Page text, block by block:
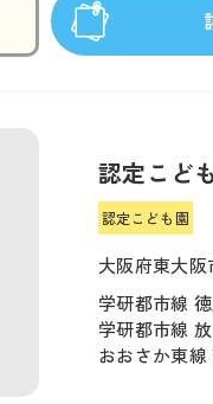
認定こど
認定こども園
大阪府東大阪
学研都市線
学研都市線
おおさか東線